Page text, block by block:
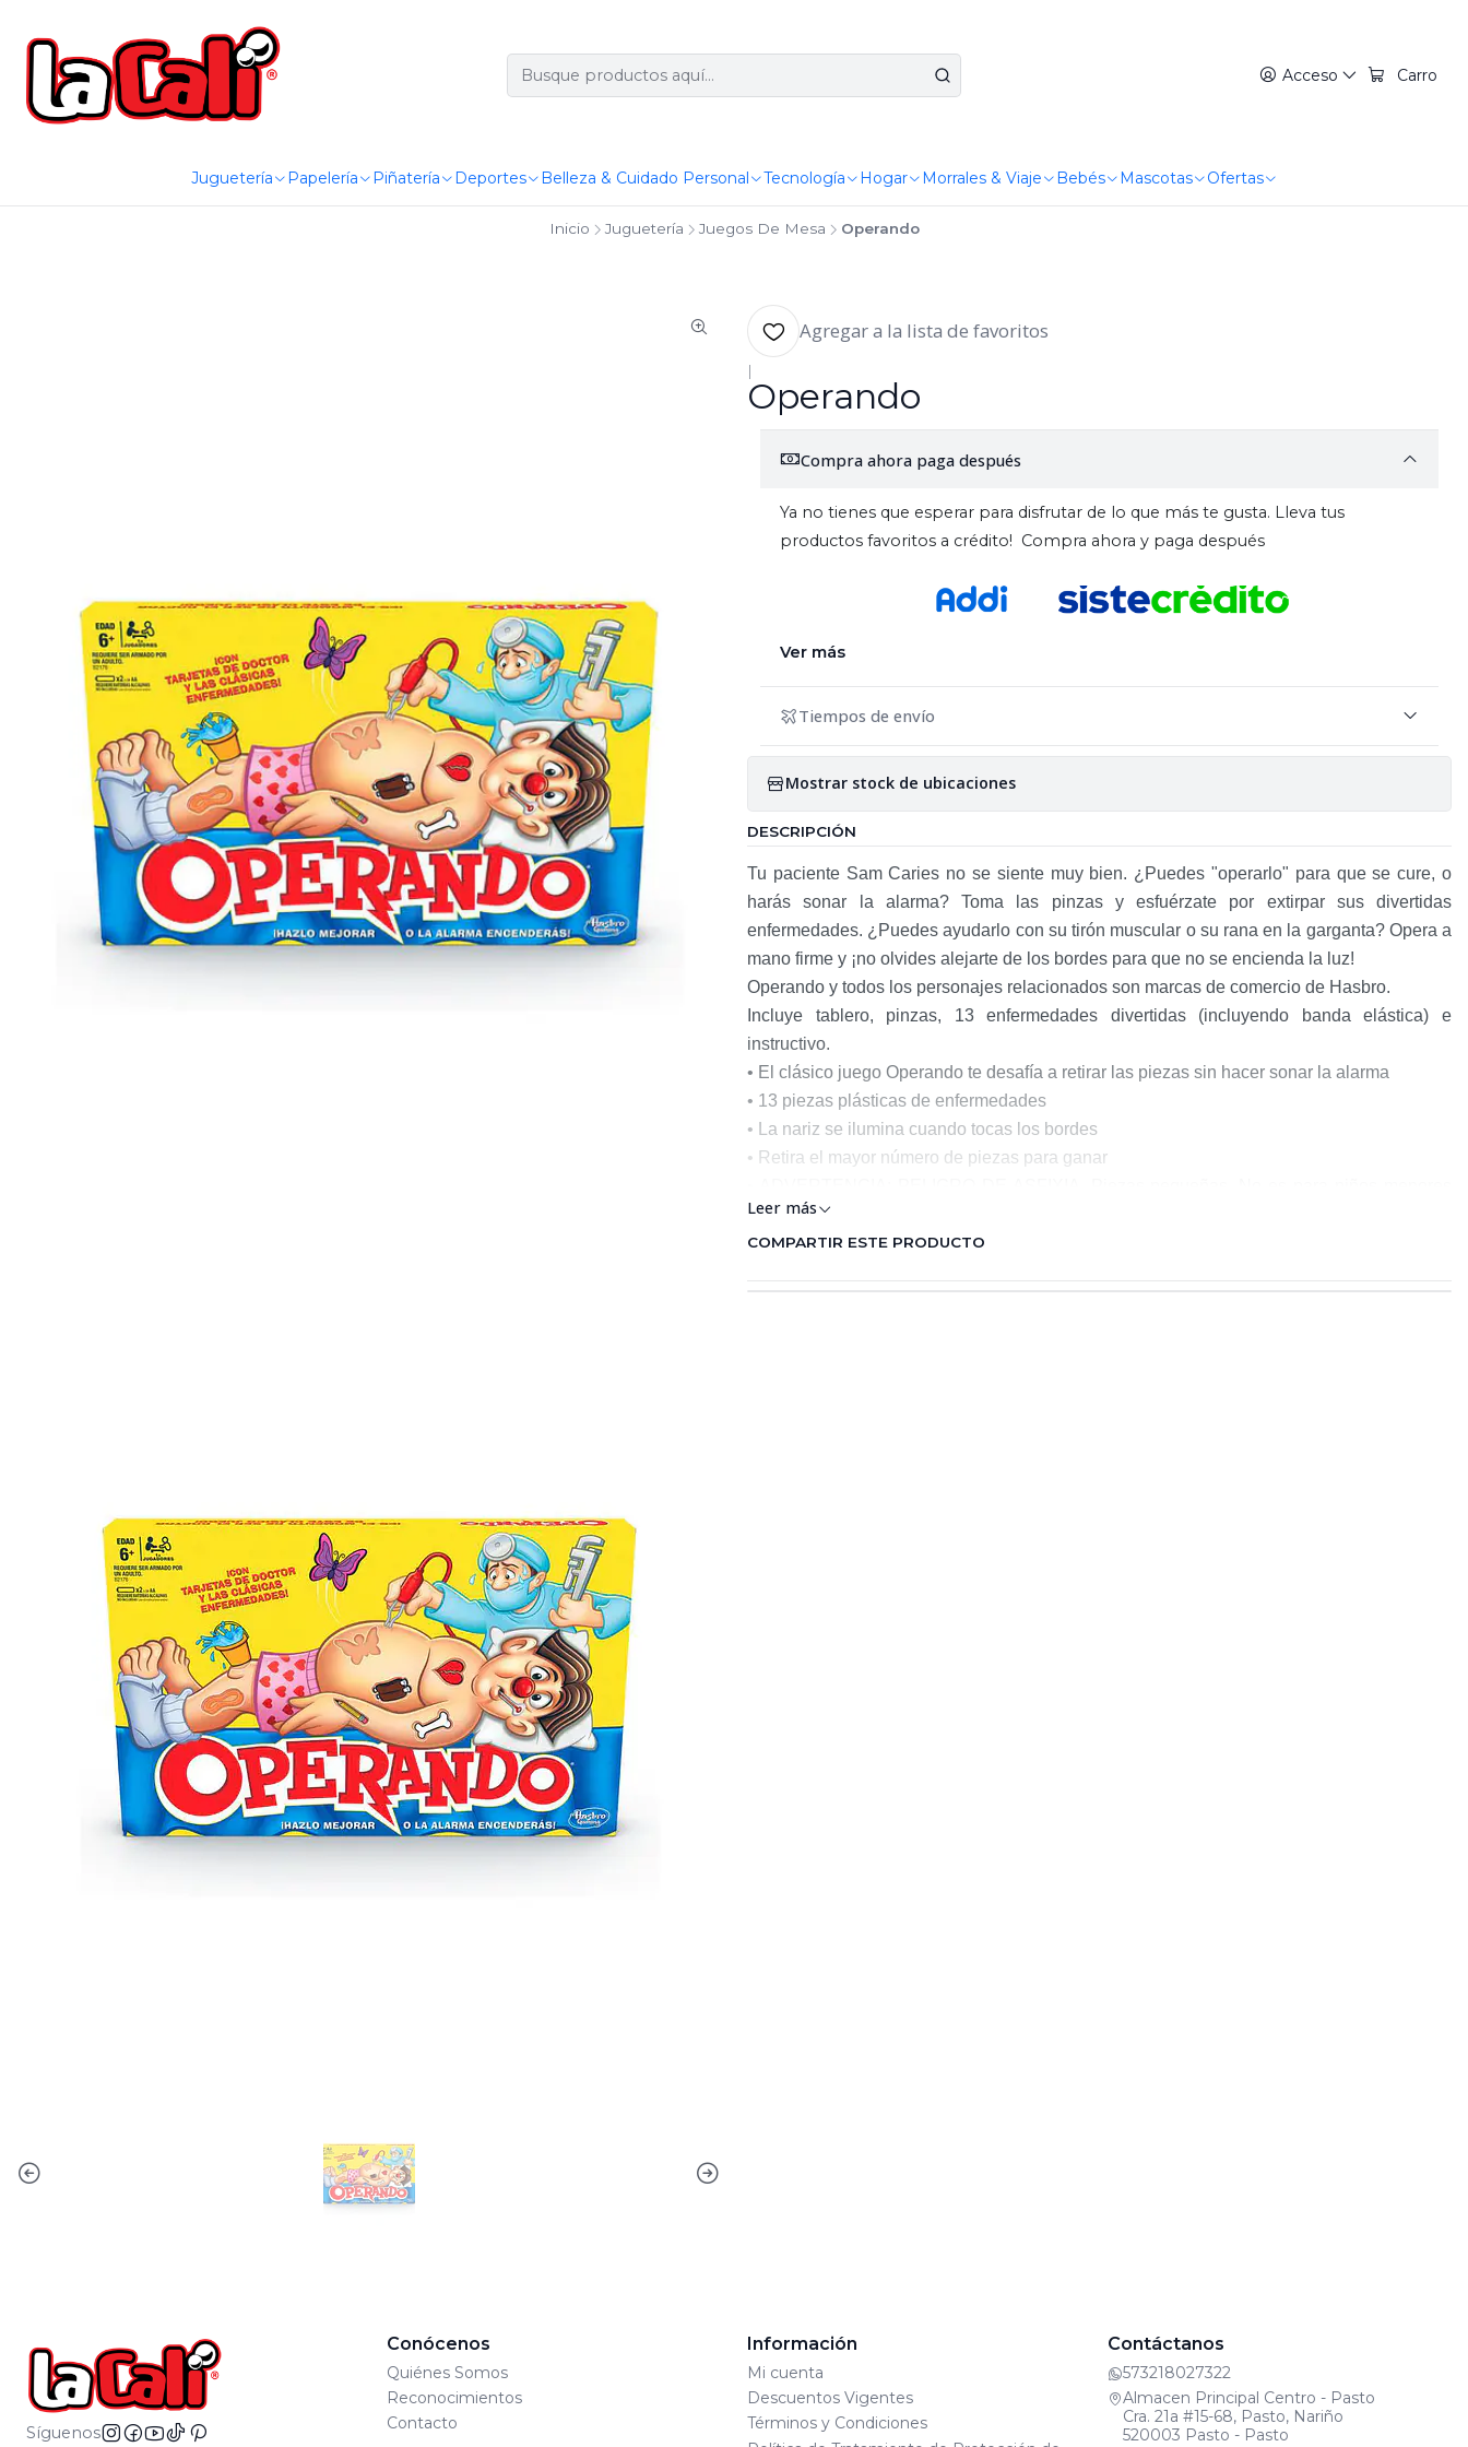
Acceso Carro
Juguetería Papelería Piñatería Deportes Belleza & Cuidado Personal Tecnología Hogar Morrales & Viaje Bebés Mascotas Ofertas
Inicio Juguetería Juegos De Mesa Operando
Agregar a la lista de favoritos
|
Operando
Compra ahora paga después
Ya no tienes que esperar para disfrutar de lo que más te gusta. Lleva tus
productos favoritos a crédito! Compra ahora y paga después
Ver más
Tiempos de envío
Mostrar stock de ubicaciones
DESCRIPCIÓN
Tu paciente Sam Caries no se siente muy bien. ¿Puedes "operarlo" para que se cure, o
harás sonar la alarma? Toma las pinzas y esfuérzate por extirpar sus divertidas
enfermedades. ¿Puedes ayudarlo con su tirón muscular o su rana en la garganta? Opera a
mano firme y ¡no olvides alejarte de los bordes para que no se encienda la luz!
Operando y todos los personajes relacionados son marcas de comercio de Hasbro.
Incluye tablero, pinzas, 13 enfermedades divertidas (incluyendo banda elástica) e
instructivo.
• El clásico juego Operando te desafía a retirar las piezas sin hacer sonar la alarma
• 13 piezas plásticas de enfermedades
• La nariz se ilumina cuando tocas los bordes
• Retira el mayor número de piezas para ganar
de 3 años.
• Para 1 o más jugadores.
Leer más
COMPARTIR ESTE PRODUCTO
Síguenos
Conócenos
Quiénes Somos
Reconocimientos
Contacto
Información
Mi cuenta
Descuentos Vigentes
Términos y Condiciones
Contáctanos
573218027322
Almacen Principal Centro - Pasto
Cra. 21a #15-68, Pasto, Nariño
520003 Pasto - Pasto